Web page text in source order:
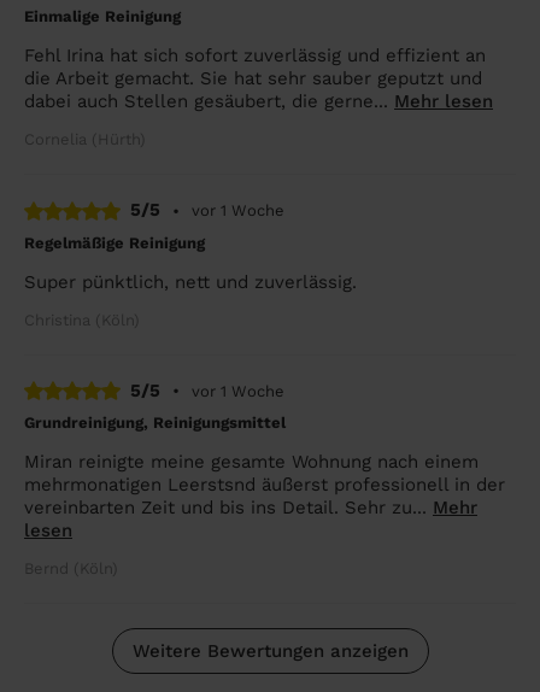
Einmalige Reinigung
Fehl Irina hat sich sofort zuverlässig und effizient an
die Arbeit gemacht. Sie hat sehr sauber geputzt und
dabei auch Stellen gesäubert, die gerne... Mehr lesen
Cornelia (Hürth)
5/5 •
vor 1 Woche
Regelmäßige Reinigung
Super pünktlich, nett und zuverlässig.
Christina (Köln)
5/5 •
vor 1 Woche
Grundreinigung, Reinigungsmittel
Miran reinigte meine gesamte Wohnung nach einem
mehrmonatigen Leerstsnd äußerst professionell in der
vereinbarten Zeit und bis ins Detail. Sehr zu... Mehr
lesen
Bernd (Köln)
Weitere Bewertungen anzeigen